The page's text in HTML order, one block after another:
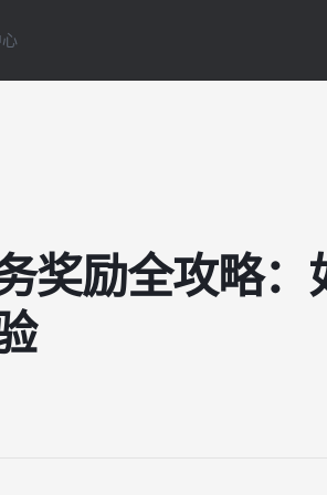
奖励全攻略：